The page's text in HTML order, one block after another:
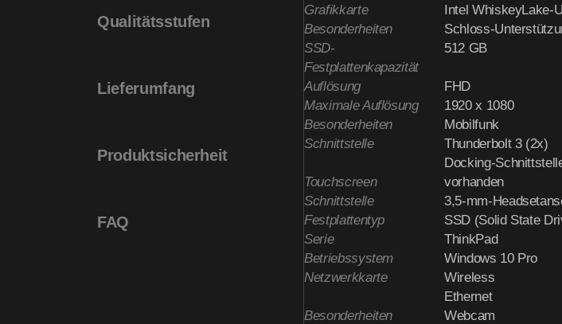
Qualitätsstufen
Lieferumfang
Produktsicherheit
FAQ
Grafikkarte
Intel WhiskeyLake-
Besonderheiten
Schloss-
SSD-
Festplattenkapazität
512 GB
Auflösung
FHD
Maximale Auflösung
1920 x 1080
Besonderheiten
Mobilfunk
Schnittstelle
Thunderbolt 3 (2x)
Docking-
Touchscreen
vorhanden
Schnittstelle
3,5-mm-
Festplattentyp
SSD (Solid State
Serie
ThinkPad
Betriebssystem
Windows 10 Pro
Netzwerkkarte
Wireless
Ethernet
Besonderheiten
Webcam